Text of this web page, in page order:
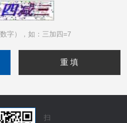
字），如：三加四=7
扫